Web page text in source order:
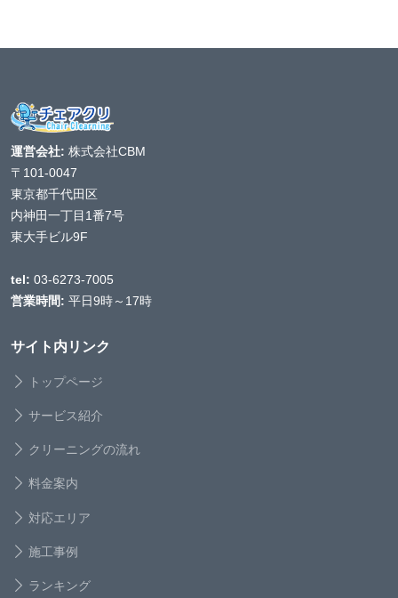
運営会社: 株式会社CBM
〒101-0047
東京都千代田区
内神田一丁目1番7号
東大手ビル9F
tel: 03-6273-7005
営業時間: 平日9時～17時
サイト内リンク
トップページ
サービス紹介
クリーニングの流れ
料金案内
対応エリア
施工事例
ランキング